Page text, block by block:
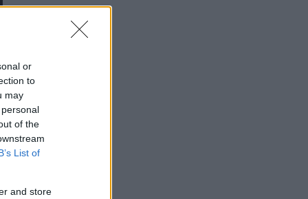
or
to
may
of the
List of
and store